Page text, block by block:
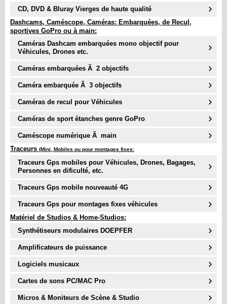
CD, DVD & Bluray Vierges de haute qualité
Dashcams, Caméscope, Caméras: Embarquées, de Recul,
sportives GoPro ou à main:
Caméras Dashcam embarquées mono objectif pour
Véhicules, Drones etc.
Caméras embarquées Ã 2 objectifs
Caméra embarquée Ã 3 objectifs
Caméras de recul pour Véhicules
Caméras de sport étanches genre GoPro
Caméscope numérique Ã main
Traceurs (Mini, Mobiles ou pour montages fixes:
Traceurs Gps mobiles pour Véhicules, Drones, Bagages,
Personnes en dificulté, etc.
Traceurs Gps mobile nouveauté 4G
Traceurs Gps pour montages fixes véhicules
Matériel de Studios & Home-Studios:
Synthétiseurs modulaires DOEPFER
Amplificateurs de puissance
Logiciels musicaux
Cartes de sons PC/MAC Pro
Micros & Moniteurs de Scène & Studio